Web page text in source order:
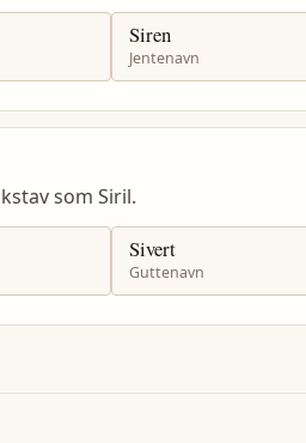
Siren
Jentenavn
som Siril.
Sivert
Guttenavn